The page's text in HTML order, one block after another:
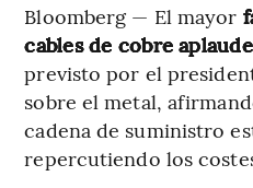
Bloomberg — El mayor
cables de cobre
previsto por el
sobre el metal,
cadena de suministro
repercutiendo los